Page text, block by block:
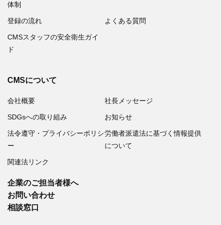
体制
登録の流れ よくある質問
CMSスタッフの安全衛生ガイ
ド
CMSについて
会社概要 社長メッセージ
SDGsへの取り組み お知らせ
法令遵守・プライバシーポリシ
ー
労働者派遣法に基づく情報提供
について
関連法リンク
企業のご担当者様へ
お問い合わせ
相談窓口